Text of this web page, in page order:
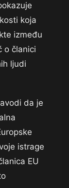
koja
između
o članici
ljudi
da je
istrage
EU